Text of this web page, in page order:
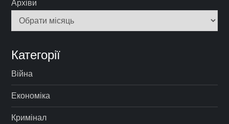
Архіви
Категорії
Війна
Економіка
Кримінал